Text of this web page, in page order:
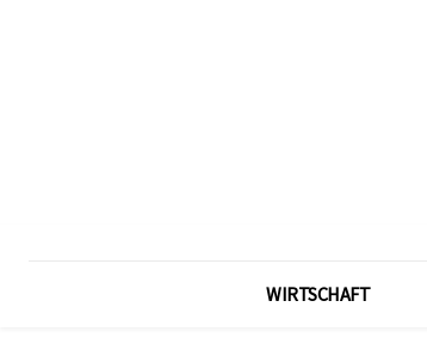
WIRTSCHAFT